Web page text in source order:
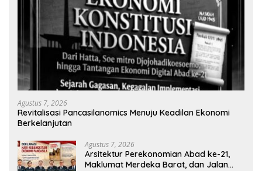
Agustus 7, 2026
Revitalisasi Pancasilanomics Menuju Keadilan Ekonomi
Berkelanjutan
Agustus 7, 2026
Arsitektur Perekonomian Abad ke-21,
Maklumat Merdeka Barat, dan Jalan